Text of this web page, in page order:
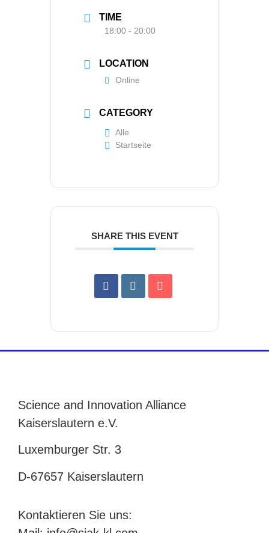
TIME
18:00 - 20:00
LOCATION
Online
CATEGORY
Alle
Startseite
SHARE THIS EVENT
Science and Innovation Alliance
Kaiserslautern e.V.
Luxemburger Str. 3
D-67657 Kaiserslautern
Kontaktieren Sie uns: